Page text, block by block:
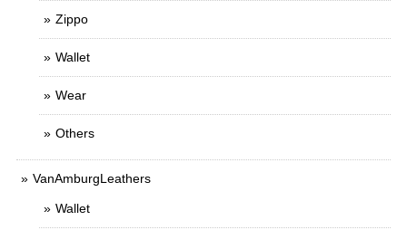
Zippo
Wallet
Wear
Others
VanAmburgLeathers
Wallet